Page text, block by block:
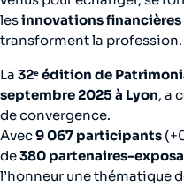
lesinnovations
transforment la profession.
La 32ᵉ édition de
septembre 2025 à Lyon, a
de convergence.
Avec9 067 participants
de380 partenaires-
l’honneur une thématique